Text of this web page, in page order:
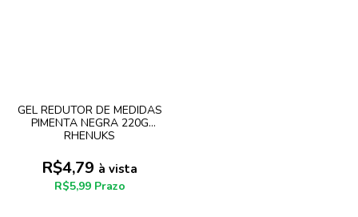
GEL REDUTOR DE MEDIDAS
PIMENTA NEGRA 220G
RHENUKS
R$4,79 à vista
R$5,99 Prazo